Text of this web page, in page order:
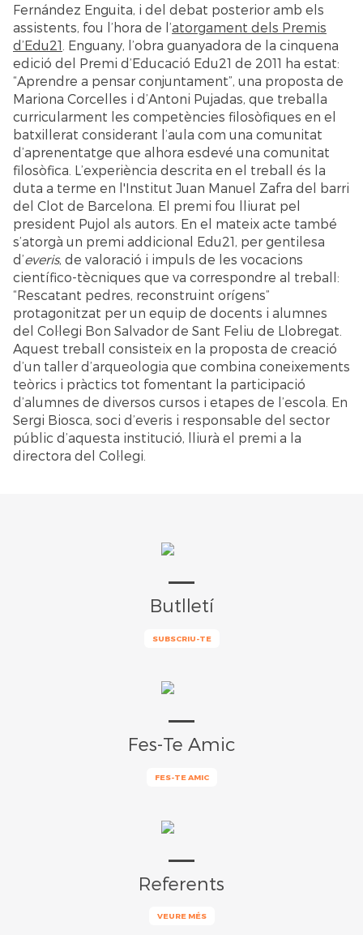
Fernández Enguita, i del debat posterior amb els
assistents, fou l’hora de l’atorgament dels Premis
d’Edu21 . Enguany, l’obra guanyadora de la cinquena
edició del Premi d’Educació Edu21 de 2011 ha estat:
“Aprendre a pensar conjuntament”, una proposta de
Mariona Corcelles i d’Antoni Pujadas, que treballa
curricularment les competències filosòfiques en el
batxillerat considerant l’aula com una comunitat
d’aprenentatge que alhora esdevé una comunitat
filosòfica. L’experiència descrita en el treball és la
duta a terme en l'Institut Juan Manuel Zafra del barri
del Clot de Barcelona. El premi fou lliurat pel
president Pujol als autors. En el mateix acte també
s’atorgà un premi addicional Edu21, per gentilesa
d’everis, de valoració i impuls de les vocacions
científico-tècniques que va correspondre al treball:
“Rescatant pedres, reconstruint orígens”
protagonitzat per un equip de docents i alumnes
del Col·legi Bon Salvador de Sant Feliu de Llobregat.
Aquest treball consisteix en la proposta de creació
d’un taller d’arqueologia que combina coneixements
teòrics i pràctics tot fomentant la participació
d’alumnes de diversos cursos i etapes de l’escola. En
Sergi Biosca, soci d’everis i responsable del sector
públic d’aquesta institució, lliurà el premi a la
directora del Col·legi.
Butlletí
SUBSCRIU-TE
Fes-Te Amic
FES-TE AMIC
Referents
VEURE MÉS